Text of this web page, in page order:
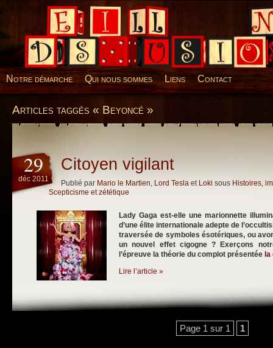
Desillusions
Notre démarche Qui nous sommes Liens Contact
Articles taggés « Beyoncé »
29
déc 2011
Citoyen vigilant
Publié par Mario le Martien, Lord Tesla et Loki sous Histoires,
Scepticisme et zététique
Lady Gaga est-elle une marionnette
d’une élite internationale adepte de
traversée de symboles ésotériques, ou
un nouvel effet cigogne ? Exerçons
l’épreuve la théorie du complot présentée
Lire l’article »
Page 1 sur 1 1